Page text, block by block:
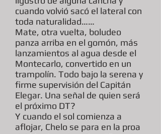
cuando volvió sacó el lateral con
toda naturalidad……
Mate, otra vuelta, boludeo
panza arriba en el gomón, más
lanzamientos al agua desde el
Montecarlo, convertido en un
trampolín. Todo bajo la serena y
firme supervisión del Capitán
Elegar. Una señal de quien será
el próximo DT?
Y cuando el sol comienza a
aflojar, Chelo se para en la proa